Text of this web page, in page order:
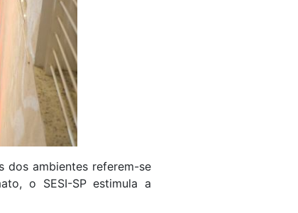
dos ambientes referem-se
o SESI-SP estimula a